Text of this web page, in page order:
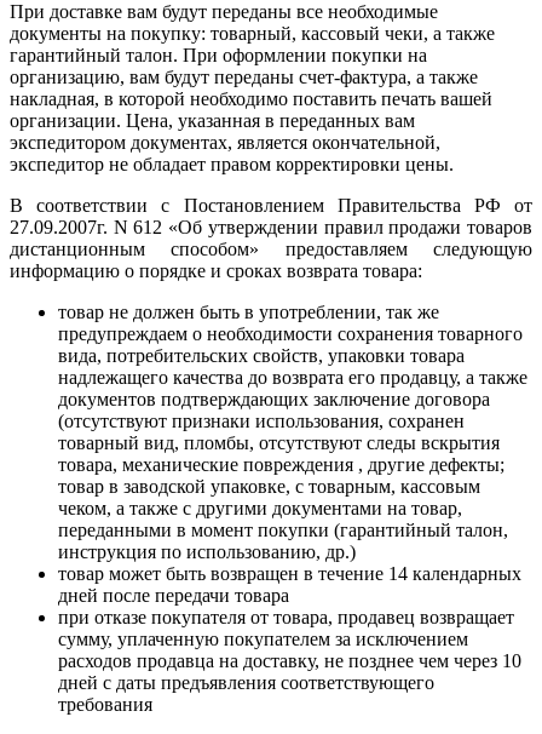
При доставке вам будут переданы все необходимые
документы на покупку: товарный, кассовый чеки, а также
гарантийный талон. При оформлении покупки на
организацию, вам будут переданы счет-фактура, а также
накладная, в которой необходимо поставить печать вашей
организации. Цена, указанная в переданных вам
экспедитором документах, является окончательной,
экспедитор не обладает правом корректировки цены.
В соответствии с Постановлением Правительства РФ от
27.09.2007г. N 612 «Об утверждении правил продажи товаров
дистанционным способом» предоставляем следующую
информацию о порядке и сроках возврата товара:
товар не должен быть в употреблении, так же
предупреждаем о необходимости сохранения товарного
вида, потребительских свойств, упаковки товара
надлежащего качества до возврата его продавцу, а также
документов подтверждающих заключение договора
(отсутствуют признаки использования, сохранен
товарный вид, пломбы, отсутствуют следы вскрытия
товара, механические повреждения , другие дефекты;
товар в заводской упаковке, с товарным, кассовым
чеком, а также с другими документами на товар,
переданными в момент покупки (гарантийный талон,
инструкция по использованию, др.)
товар может быть возвращен в течение 14 календарных
дней после передачи товара
при отказе покупателя от товара, продавец возвращает
сумму, уплаченную покупателем за исключением
расходов продавца на доставку, не позднее чем через 10
дней с даты предъявления соответствующего
требования